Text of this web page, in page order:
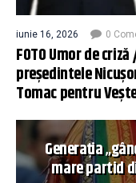
iunie 16, 2026 0
FOTO Umor de
președintele
Tomac pentru
Generația
mare partid